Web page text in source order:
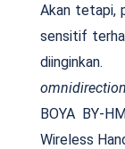
Akan tetapi,
sensitif
BOYA BY-
Wireless